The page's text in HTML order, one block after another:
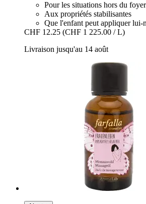
Pour les situations hors du
Aux propriétés stabilisantes
Que l'enfant peut appliquer lui-
CHF 12.25 (CHF 1 225.00 / L)
Livraison jusqu'au 14 août